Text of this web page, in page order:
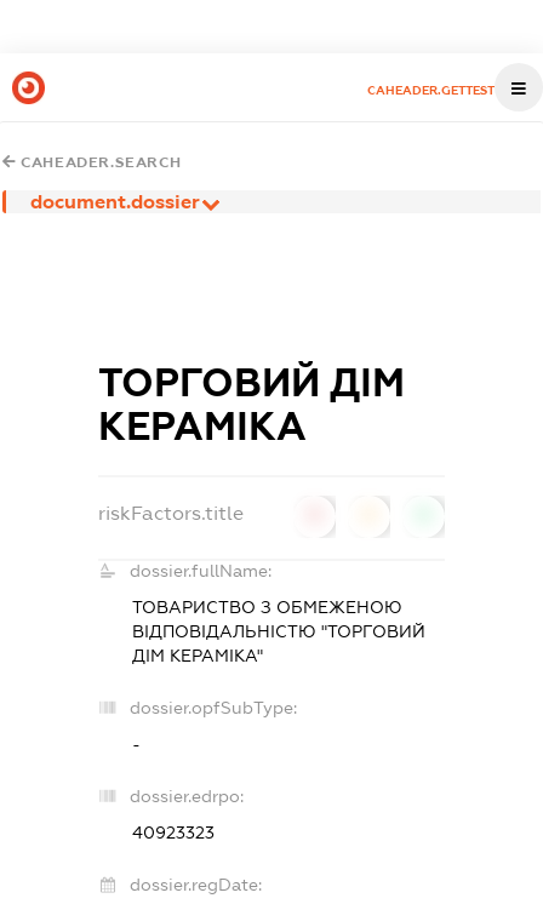
CAHEADER.GETTEST
CAHEADER.SEARCH
document.dossier
ТОРГОВИЙ ДІМ
КЕРАМІКА
riskFactors.title
dossier.fullName:
ТОВАРИСТВО З ОБМЕЖЕНОЮ
ВІДПОВІДАЛЬНІСТЮ "ТОРГОВИЙ
ДІМ КЕРАМІКА"
dossier.opfSubType:
-
dossier.edrpo:
40923323
dossier.regDate: